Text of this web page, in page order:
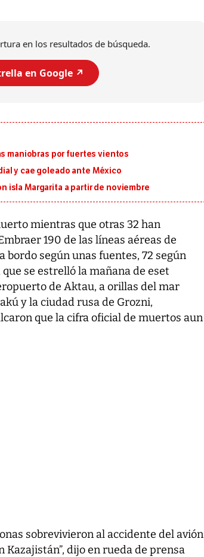
en los resultados de búsqueda.
en Google ↗️
maniobras por fuertes vientos
y cae goleado ante México
isla Margarita a partir de noviembre
mientras que otras 32 han
190 de las líneas aéreas de
bordo según unas fuentes, 72 según
se estrelló la mañana de eset
de Aktau, a orillas del mar
y la ciudad rusa de Grozni,
que la cifra oficial de muertos aun
sobrevivieron al accidente del avión
Kazajistán”, dijo en rueda de prensa